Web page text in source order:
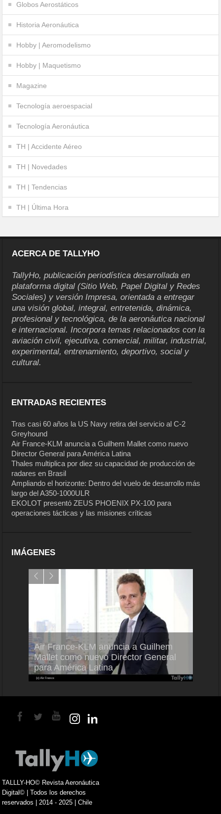
Globos Aerostáticos
Historia Aeronáutica
Hobby | Aeromodelismo
Hobby | Maquetismo
Magazine
Tecnología aeroespacial
Tecnología Aeronáutica
TH | Accidente Aéreo
TH | Novedades
TH | Tendencias
TH | Última Hora
ACERCA DE TALLYHO
TallyHo, publicación periodística desarrollada en
plataforma digital (Sitio Web, Papel Digital y Redes
Sociales) y versión Impresa, orientada a entregar
una visión global, integral, entretenida, dinámica,
profesional y tecnológica, de la aeronáutica nacional
e internacional. Incorpora temas relacionados con la
aviación civil, ejecutiva, comercial, militar, industrial,
experimental, entrenamiento, deportivo, social y
cultural.
ENTRADAS RECIENTES
Tras casi 60 años la US Navy retira del servicio al C-2
Greyhound
Air France-KLM anuncia a Guilhem Mallet como nuevo
Director General para América Latina
Thales multiplica por diez su capacidad de producción de
radares en Brasil
Ampliando el horizonte: Dentro del vuelo de desarrollo más
largo del A350-1000ULR
EKOLOT presentó ZEUS PHOENIX PX-100 para
operaciones tácticas y las misiones críticas
IMÁGENES
Air France-KLM anuncia a Guilhem
Mallet como nuevo Director General
para América Latina
TALLLY-HO© Revista Aeronáutica
Digital© | Todos los derechos
reservados | 2014 - 2025 | Chile